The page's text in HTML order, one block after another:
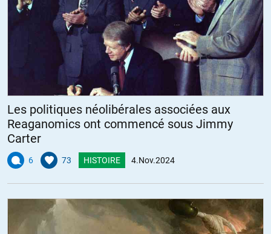
Les politiques néolibérales associées aux
Reaganomics ont commencé sous Jimmy
Carter
6 73 HISTOIRE 4.Nov.2024